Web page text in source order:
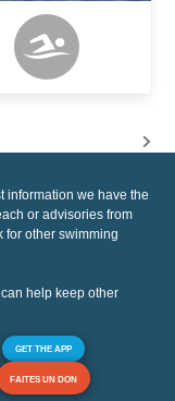
information we have the
or advisories from
for other swimming
help keep other
GET THE APP
FAITES UN DON